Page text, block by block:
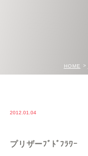
HOME
2012.01.04
プリザーﾌﾞﾄﾞﾌﾗﾜｰ